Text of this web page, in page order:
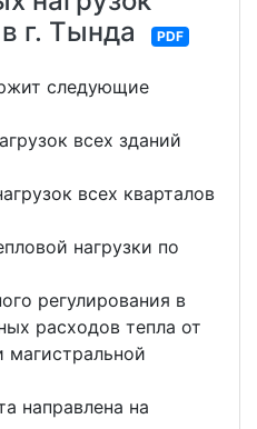
г. Тында
PDF
следующие
всех зданий
всех кварталов
нагрузки по
регулирования в
расходов тепла от
магистральной
направлена на